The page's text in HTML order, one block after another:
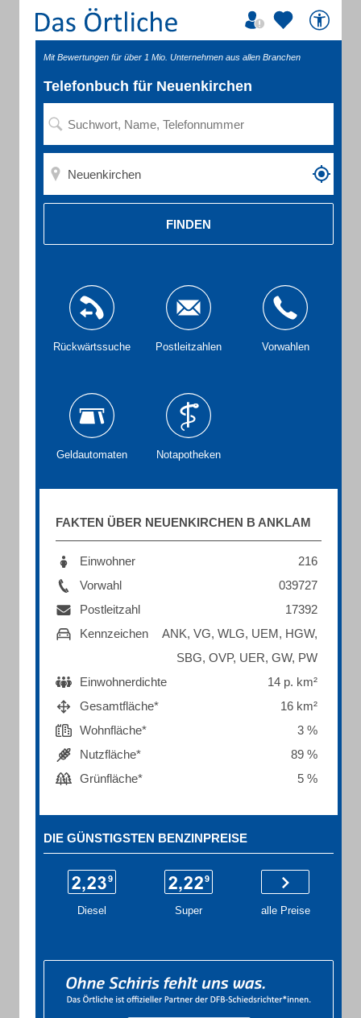
Mit Bewertungen für über 1 Mio. Unternehmen aus allen Branchen
Telefonbuch für Neuenkirchen
FINDEN
Rückwärtssuche Postleitzahlen Vorwahlen
Geldautomaten Notapotheken
FAKTEN ÜBER NEUENKIRCHEN B ANKLAM
Einwohner
216
Vorwahl
039727
Postleitzahl
17392
Kennzeichen
ANK, VG, WLG, UEM, HGW,
SBG, OVP, UER, GW, PW
Einwohnerdichte
14 p. km²
Gesamtfläche*
16 km²
Wohnfläche*
3 %
Nutzfläche*
89 %
Grünfläche*
5 %
DIE GÜNSTIGSTEN BENZINPREISE
Diesel Super alle Preise